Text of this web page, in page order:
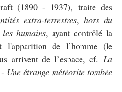
(1890 - 1937), traite des
extra-terrestres, hors du
humains, ayant contrôlé la
l'apparition de l’homme (le
arrivent de l’espace, cf. La
- Une étrange météorite tombée